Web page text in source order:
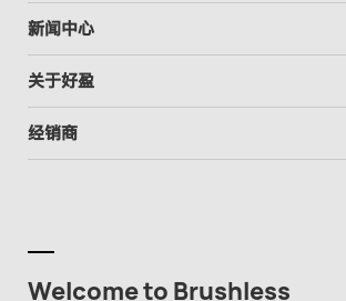
新闻中心
关于好盈
经销商
Welcome to Brushless